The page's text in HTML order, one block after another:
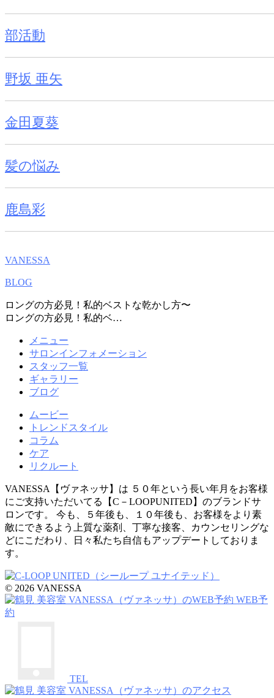
部活動
野坂 亜矢
金田夏葵
髪の悩み
鹿島彩
VANESSA
BLOG
ロングの方必見！私的ベストな乾かし方〜
ロングの方必見！私的ベ…
メニュー
サロンインフォメーション
スタッフ一覧
ギャラリー
ブログ
ムービー
トレンドスタイル
コラム
ケア
リクルート
VANESSA【ヴァネッサ】は ５０年という長い年月をお客様
にご支持いただいてる【C－LOOPUNITED】のブランドサ
ロンです。 今も、５年後も、１０年後も、お客様をより素
敵にできるよう上質な薬剤、丁寧な接客、カウンセリングな
どにこだわり、日々私たち自信もアップデートしておりま
す。
© 2026 VANESSA
WEB予
約
TEL